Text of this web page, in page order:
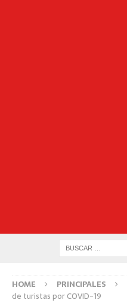
HOME PRINCIPALES
de turistas por COVID-19